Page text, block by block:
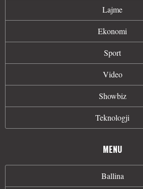
Lajme
Ekonomi
Sport
Video
Showbiz
Teknologji
MENU
Ballina